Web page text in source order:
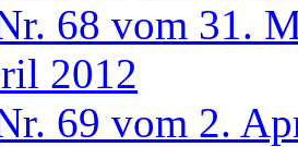
68 vom 31.
2012
69 vom 2.